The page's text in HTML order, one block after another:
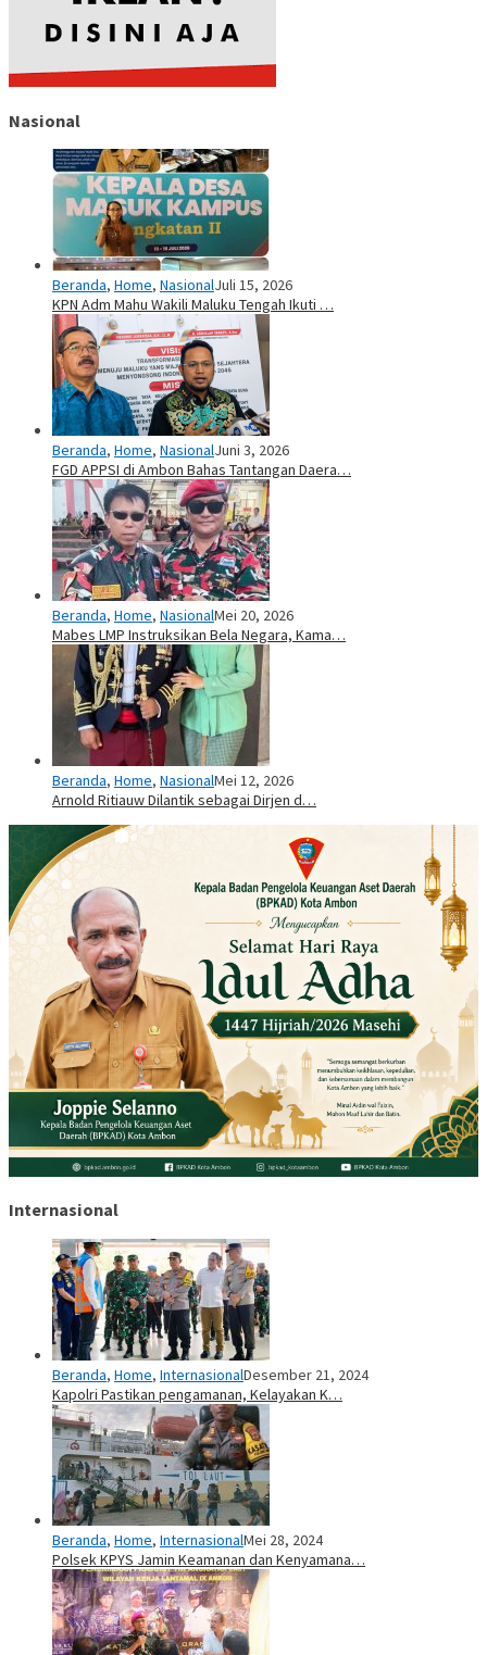
Nasional
Beranda, Home, NasionalJuli 15, 2026
KPN Adm Mahu Wakili Maluku Tengah Ikuti …
Beranda, Home, NasionalJuni 3, 2026
FGD APPSI di Ambon Bahas Tantangan Daera…
Beranda, Home, NasionalMei 20, 2026
Mabes LMP Instruksikan Bela Negara, Kama…
Beranda, Home, NasionalMei 12, 2026
Arnold Ritiauw Dilantik sebagai Dirjen d…
Internasional
Beranda, Home, InternasionalDesember 21, 2024
Kapolri Pastikan pengamanan, Kelayakan K…
Beranda, Home, InternasionalMei 28, 2024
Polsek KPYS Jamin Keamanan dan Kenyamana…